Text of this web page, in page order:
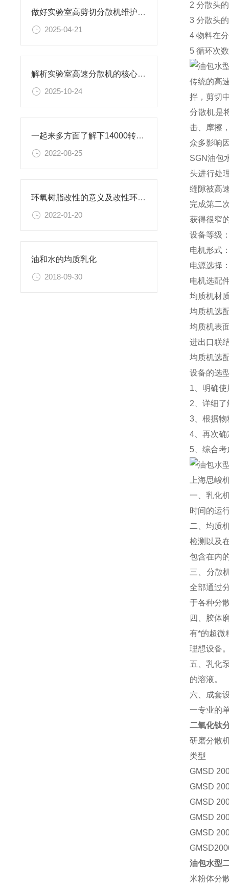
做好实验室高剪切分散机维护的实用小技巧，别错过！
2025-04-21
解析实验室高速分散机的核心构造及原理
2025-10-24
一起来多方面了解下14000转分散机是什么？
2022-08-25
环氧树脂改性的意义及改性环氧树脂研磨分散机的相关介绍
2022-01-20
油和水的均质乳化
2018-09-30
2 分散头
3 分散头
4 物料在
5 循环次
传统的高
拌，剪切
分散机是
击、摩擦
众多影响
SGN油包
头进行处
缝隙被高
完成第二
获得很窄
设备等级
电机形式
电源选择
电机选配
均质机材
均质机选
均质机表
进出口联
均质机选
设备的选
1、明确
2、详细
3、根据
4、再次
5、综合
上海思峻
一、乳化
时间的运
二、均质
检测以及
包含在内
三、分散
全部通过
于各种分
四、胶体
有*的超微
理想设备
五、乳化
的溶液。
六、成套
一专业的
二氧化钛
研磨分散
类型
GMSD
GMSD
GMSD
GMSD
GMSD
油包水型
米粉体分